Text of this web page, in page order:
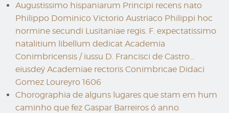
Augustissimo hispaniarum Principi recens nato
Philippo Dominico Victorio Austriaco Philippi hoc
normine secundi Lusitaniae regis. F. expectatissimo
natalitium libellum dedicat Academia
Conimbricensis / iussu D. Francisci de Castro...
eiusdeÿ Academiae rectoris Conimbricae Didaci
Gomez Loureyro 1606
Chorographia de alguns lugares que stam em hum
caminho que fez Gaspar Barreiros ó anno